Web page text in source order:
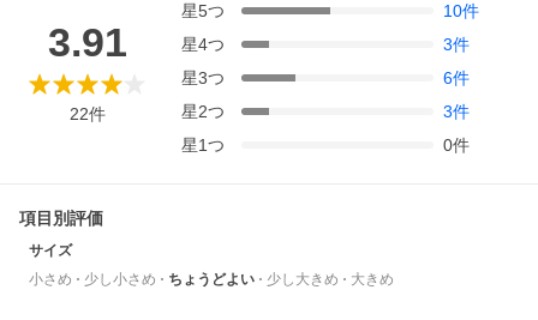
3.91
22件
星5つ 10件
星4つ 3件
星3つ 6件
星2つ 3件
星1つ 0件
項目別評価
サイズ
小さめ
少し小さめ ちょうどよい 少し大きめ 大きめ